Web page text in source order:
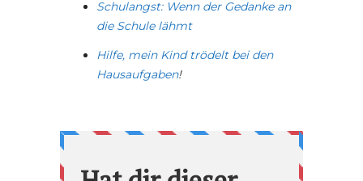
Schulangst: Wenn der Gedanke an
die Schule lähmt
Hilfe, mein Kind trödelt bei den
Hausaufgaben!